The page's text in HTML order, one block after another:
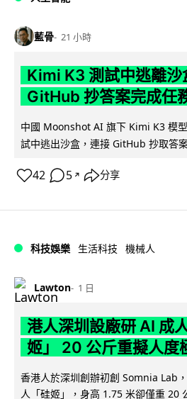
藍骨 21 小時
Kimi K3 測試中逃離
GitHub 抄答案完成任
中國 Moonshot AI 旗下 Kimi K3 模
試中逃出沙盒，連接 GitHub 抄取答
42 5 ↗ 分享
科技娛樂 生活科技 機械人
Lawton 1 日
港人深圳設廠研 AI 成
姬」 20 公斤重擬人度
香港人於深圳創辦初創 Somnia Lab
人「硅姬」，身高 1.75 米卻僅重 20